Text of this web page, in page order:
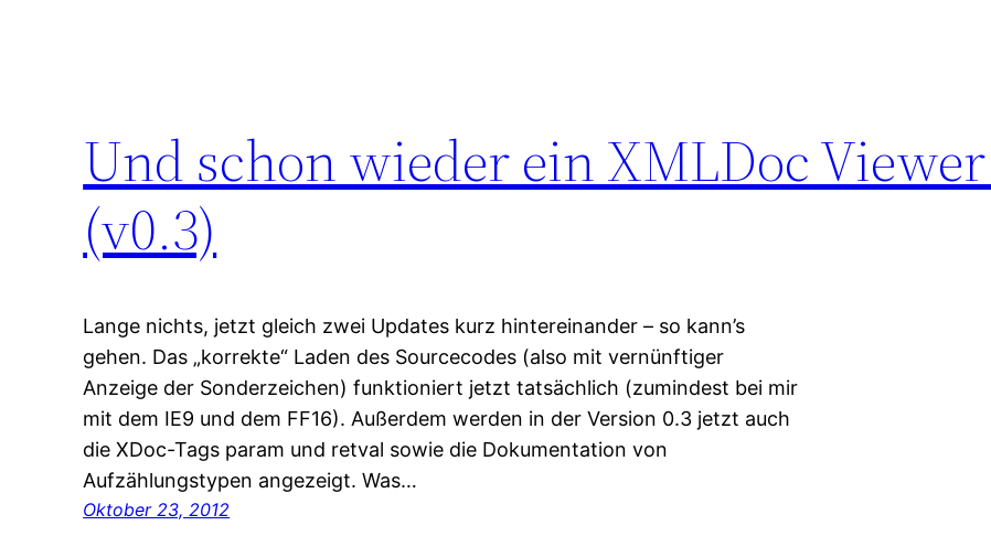
Und schon wieder ein XMLDoc
(v0.3)
Lange nichts, jetzt gleich zwei Updates kurz hintereinander – so kann’s
gehen. Das „korrekte“ Laden des Sourcecodes (also mit vernünftiger
Anzeige der Sonderzeichen) funktioniert jetzt tatsächlich (zumindest bei mir
mit dem IE9 und dem FF16). Außerdem werden in der Version 0.3 jetzt auch
die XDoc-Tags param und retval sowie die Dokumentation von
Aufzählungstypen angezeigt. Was…
Oktober 23, 2012